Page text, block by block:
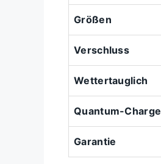
Größen
Verschluss
Wettertauglich
Quantum-Charge
Garantie